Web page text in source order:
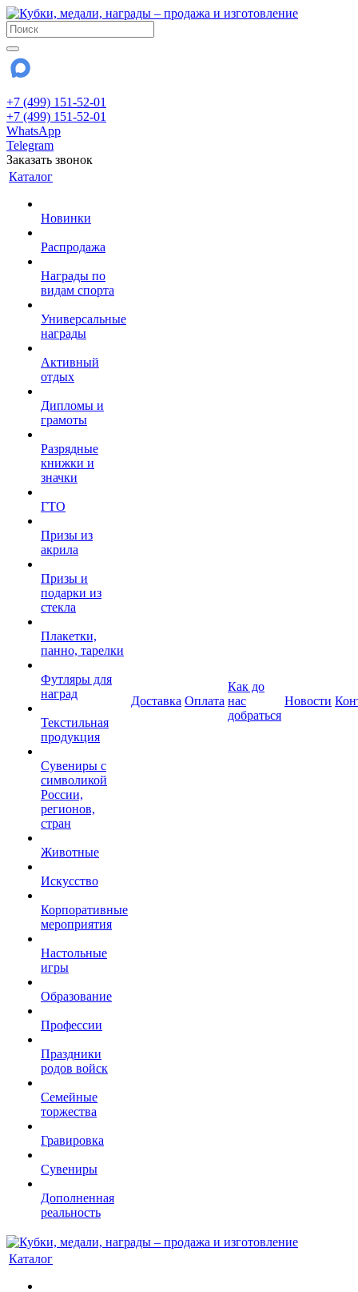
+7 (499) 151-52-01
+7 (499) 151-52-01
WhatsApp
Telegram
Заказать звонок
Каталог
Новинки
Распродажа
Награды по
видам спорта
Универсальные
награды
Активный
отдых
Дипломы и
грамоты
Разрядные
книжки и
значки
ГТО
Призы из
акрила
Призы и
подарки из
стекла
Плакетки,
панно, тарелки
Футляры для
наград
Текстильная
продукция
Сувениры с
символикой
России,
регионов,
стран
Животные
Искусство
Корпоративные
мероприятия
Настольные
игры
Образование
Профессии
Праздники
родов войск
Семейные
торжества
Гравировка
Сувениры
Дополненная
реальность
Доставка Оплата
Как до
нас
добраться
Новости
Каталог